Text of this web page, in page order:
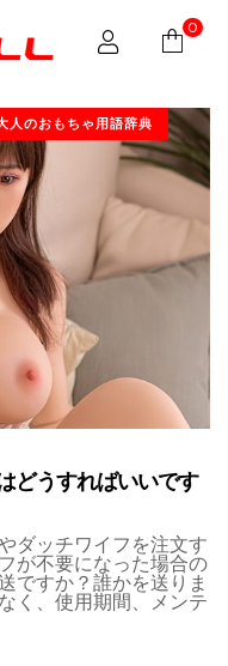
0
人のおもちゃ用語辞典
どうすればいいです
ダッチワイフを注文す
が不要になった場合の
ですか？誰かを送りま
く、使用期間、メンテ